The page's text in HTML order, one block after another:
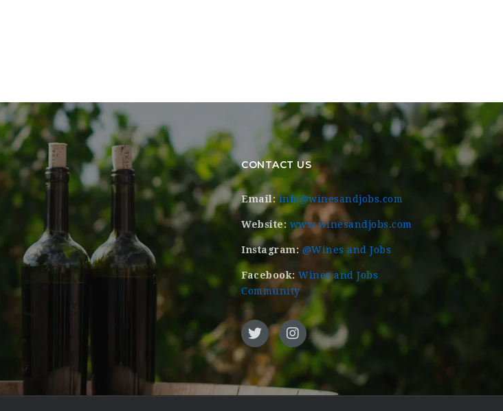
CONTACT US
Email: info@winesandjobs.com
Website: www.winesandjobs.com
Instagram: @Wines and Jobs
Facebook: Wines and Jobs
Community